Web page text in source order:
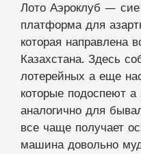
Лото Аэроклуб —
платформа для
которая направлена
Казахстана. Здесь
лотерейных а еще
которые подоспеют
аналогично для
все чаще получает
машина довольно